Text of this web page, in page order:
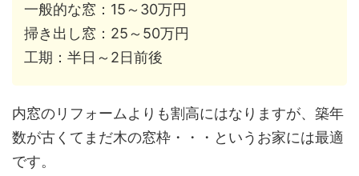
一般的な窓：15～30万円
掃き出し窓：25～50万円
工期：半日～2日前後
内窓のリフォームよりも割高にはなりますが、築年
数が古くてまだ木の窓枠・・・というお家には最適
です。